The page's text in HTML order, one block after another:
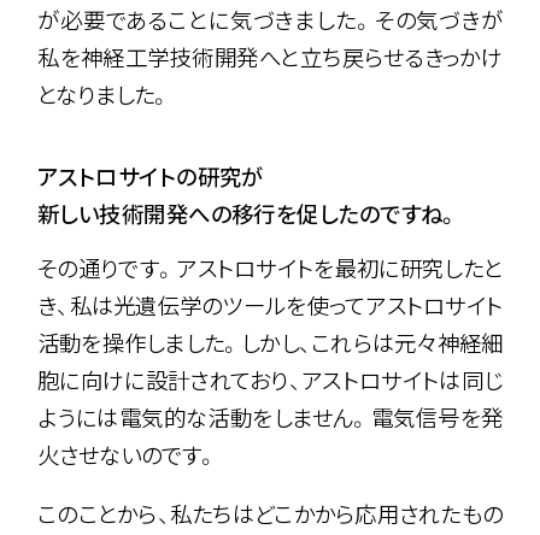
が必要であることに気づきました。その気づきが
私を神経工学技術開発へと立ち戻らせるきっかけ
となりました。
アストロサイトの研究が
新しい技術開発への移行を促したのですね。
その通りです。アストロサイトを最初に研究したと
き、私は光遺伝学のツールを使ってアストロサイト
活動を操作しました。しかし、これらは元々神経細
胞に向けに設計されており、アストロサイトは同じ
ようには電気的な活動をしません。電気信号を発
火させないのです。
このことから、私たちはどこかから応用されたもの